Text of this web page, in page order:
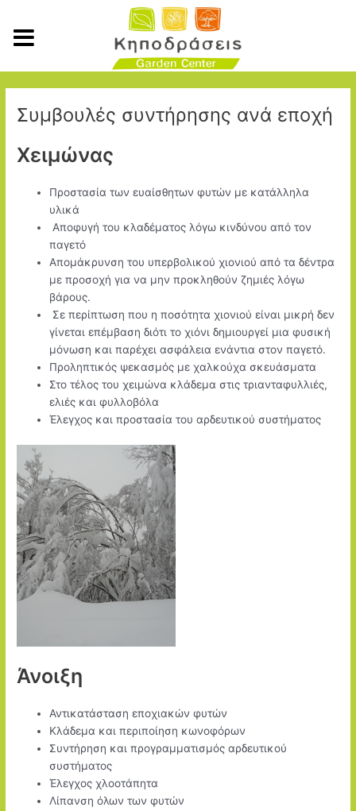
περιεχόμενο
Συμβουλές συντήρησης ανά εποχή
Χειμώνας
Προστασία των ευαίσθητων φυτών με κατάλληλα
υλικά
Αποφυγή του κλαδέματος λόγω κινδύνου από τον
παγετό
Απομάκρυνση του υπερβολικού χιονιού από τα δέντρα
με προσοχή για να μην προκληθούν ζημιές λόγω
βάρους.
Σε περίπτωση που η ποσότητα χιονιού είναι μικρή δεν
γίνεται επέμβαση διότι το χιόνι δημιουργεί μια φυσική
μόνωση και παρέχει ασφάλεια ενάντια στον παγετό.
Προληπτικός ψεκασμός με χαλκούχα σκευάσματα
Στο τέλος του χειμώνα κλάδεμα στις τριανταφυλλιές,
ελιές και φυλλοβόλα
Έλεγχος και προστασία του αρδευτικού συστήματος
Άνοιξη
Αντικατάσταση εποχιακών φυτών
Κλάδεμα και περιποίηση κωνοφόρων
Συντήρηση και προγραμματισμός αρδευτικού
συστήματος
Έλεγχος χλοοτάπητα
Λίπανση όλων των φυτών